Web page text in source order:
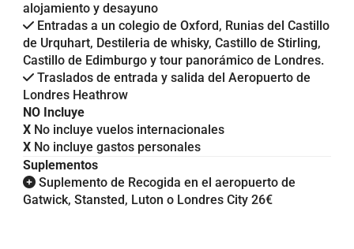
alojamiento y desayuno
Entradas a un colegio de Oxford, Runias del Castillo
de Urquhart, Destileria de whisky, Castillo de Stirling,
Castillo de Edimburgo y tour panorámico de Londres.
Traslados de entrada y salida del Aeropuerto de
Londres Heathrow
NO Incluye
XNo incluye vuelos internacionales
XNo incluye gastos personales
Suplementos
Suplemento de Recogida en el aeropuerto de
Gatwick, Stansted, Luton o Londres City 26€